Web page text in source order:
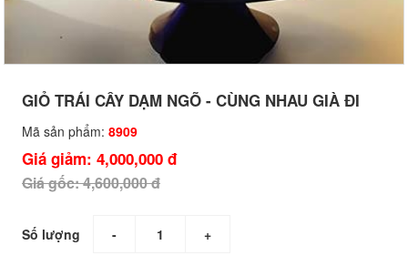
GIỎ TRÁI CÂY DẠM NGÕ - CÙNG NHAU GIÀ ĐI
Mã sản phẩm: 8909
Giá giảm: 4,000,000 đ
Giá gốc: 4,600,000 đ
Số lượng - +